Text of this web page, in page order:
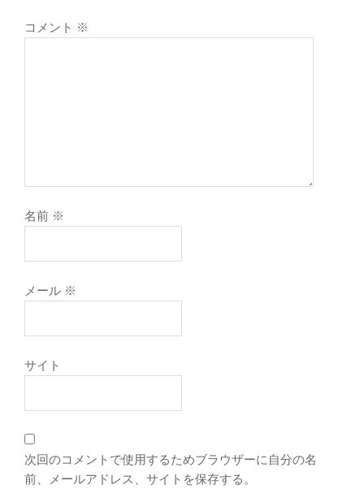
コメント ※
名前 ※
メール ※
サイト
次回のコメントで使用するためブラウザーに自分の名
前、メールアドレス、サイトを保存する。